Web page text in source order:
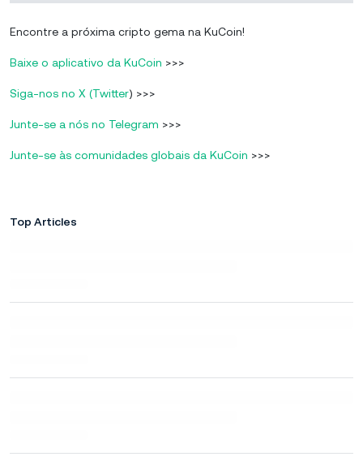
Encontre a próxima cripto gema na KuCoin!
Baixe o aplicativo da KuCoin >>>
Siga-nos no X (Twitter) >>>
Junte-se a nós no Telegram >>>
Junte-se às comunidades globais da KuCoin >>>
Top Articles